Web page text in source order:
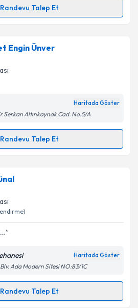
Randevu Talep Et
e-posta ile bilgilendireceğiz.
işlenmesine ilişkinAydınlatma
ve kişisel verilerimin belirtilen
kabul ediyorum.
Engin Ünver
Haritada Göster
Serkan Altınkaynak Cad. No:5/A
Randevu Talep Et
Talebi
Ünver
randevu almanız için bir
e-posta ile bilgilendireceğiz.
işlenmesine ilişkinAydınlatma
ve kişisel verilerimin belirtilen
kabul ediyorum.
Haritada Göster
Ada Modern Sitesi NO:83/1C
Randevu Talep Et
Talebi